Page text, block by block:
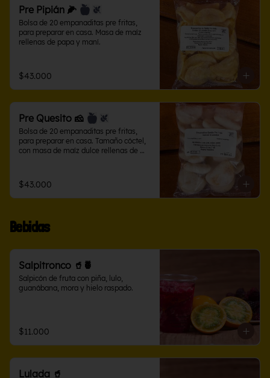
Pre Pipián 🌽
Bolsa de 20 empanaditas pre fritas,
para preparar en casa. Masa de maíz
rellenas de papa y maní.
$43.000
Pre Quesito 🧀
Bolsa de 20 empanaditas pre fritas,
para preparar en casa. Tamaño cóctel,
con masa de maíz dulce rellenas de
$43.000
Bebidas
Salpitronco 🥤🍍
Salpicón de fruta con piña, lulo,
guanábana, mora y hielo raspado.
$11.000
Lulada 🥤